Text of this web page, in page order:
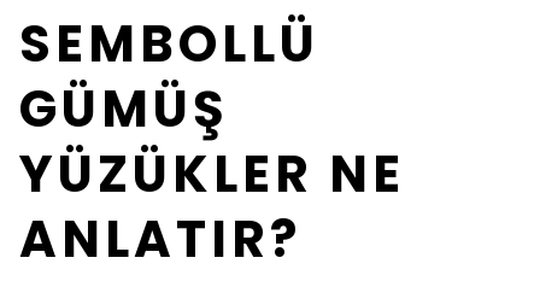
SEMBOLLÜ
GÜMÜŞ
YÜZÜKLER NE
ANLATIR?